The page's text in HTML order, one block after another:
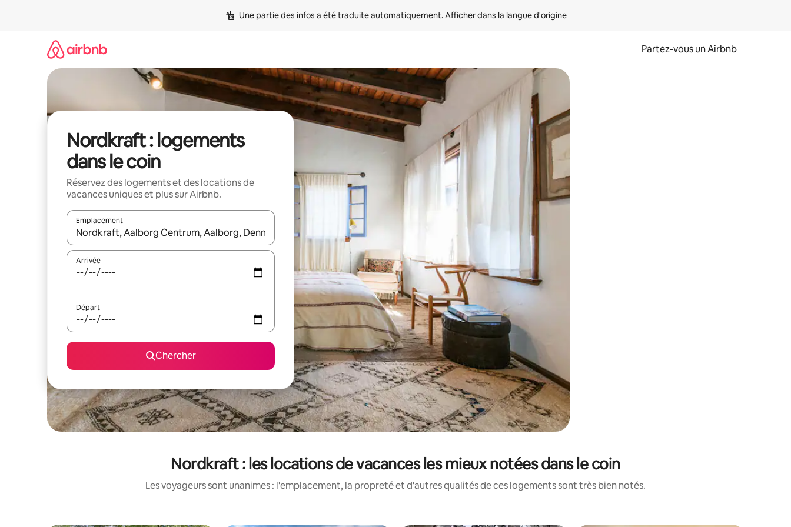
Une partie des infos a été traduite automatiquement. Afficher dans la langue d'origine
Partez-vous un Airbnb
Nordkraft : logements
dans le coin
Réservez des logements et des locations de
vacances uniques et plus sur Airbnb.
Emplacement
Quand les résultats sont affichés, parcourez-les en utilisant les flèches vers le haut et vers le bas, ou en appuyant dessus et en les faisant glisser.
Arrivée
Départ
Chercher
Nordkraft : les locations de vacances les mieux notées dans le coin
Les voyageurs sont unanimes : l'emplacement, la propreté et d'autres qualités de ces logements sont très bien notés.